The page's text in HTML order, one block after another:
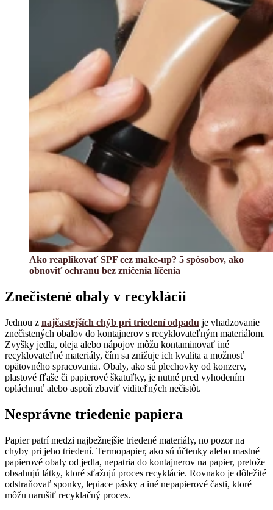
Ako reaplikovať SPF cez make-up? 5 spôsobov, ako
obnoviť ochranu bez zničenia líčenia
Znečistené obaly v recyklácii
Jednou z najčastejších chýb pri triedení odpadu je vhadzovanie
znečistených obalov do kontajnerov s recyklovateľným materiálom.
Zvyšky jedla, oleja alebo nápojov môžu kontaminovať iné
recyklovateľné materiály, čím sa znižuje ich kvalita a možnosť
opätovného spracovania. Obaly, ako sú plechovky od konzerv,
plastové fľaše či papierové škatuľky, je nutné pred vyhodením
opláchnuť alebo aspoň zbaviť viditeľných nečistôt.
Nesprávne triedenie papiera
Papier patrí medzi najbežnejšie triedené materiály, no pozor na
chyby pri jeho triedení. Termopapier, ako sú účtenky alebo mastné
papierové obaly od jedla, nepatria do kontajnerov na papier, pretože
obsahujú látky, ktoré sťažujú proces recyklácie. Rovnako je dôležité
odstraňovať sponky, lepiace pásky a iné nepapierové časti, ktoré
môžu narušiť recyklačný proces.